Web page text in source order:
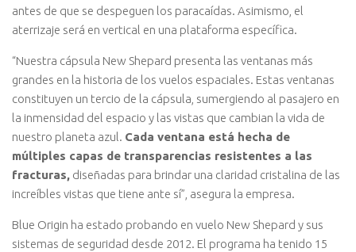
antes de que se despeguen los paracaídas. Asimismo, el
aterrizaje será en vertical en una plataforma específica.
“Nuestra cápsula New Shepard presenta las ventanas más
grandes en la historia de los vuelos espaciales. Estas ventanas
constituyen un tercio de la cápsula, sumergiendo al pasajero en
la inmensidad del espacio y las vistas que cambian la vida de
nuestro planeta azul. Cada ventana está hecha de
múltiples capas de transparencias resistentes a las
fracturas, diseñadas para brindar una claridad cristalina de las
increíbles vistas que tiene ante sí”, asegura la empresa.
Blue Origin ha estado probando en vuelo New Shepard y sus
sistemas de seguridad desde 2012. El programa ha tenido 15